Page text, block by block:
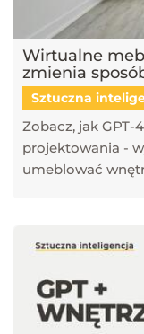
Wirtualne
zmienia
Sztuczna
Zobacz, jak
projektowania -
umeblować